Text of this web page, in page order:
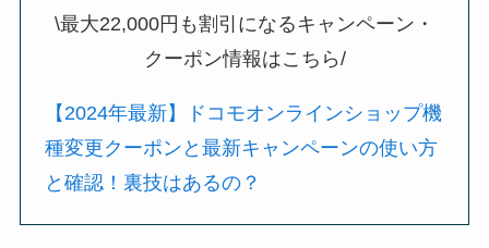
\最大22,000円も割引になるキャンペーン・
クーポン情報はこちら/
【2024年最新】ドコモオンラインショップ機
種変更クーポンと最新キャンペーンの使い方
と確認！裏技はあるの？